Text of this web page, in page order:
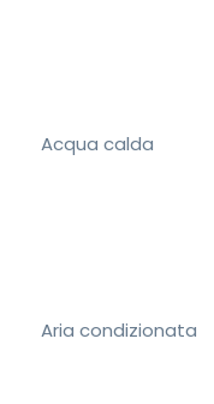
Acqua calda
Aria condizionata